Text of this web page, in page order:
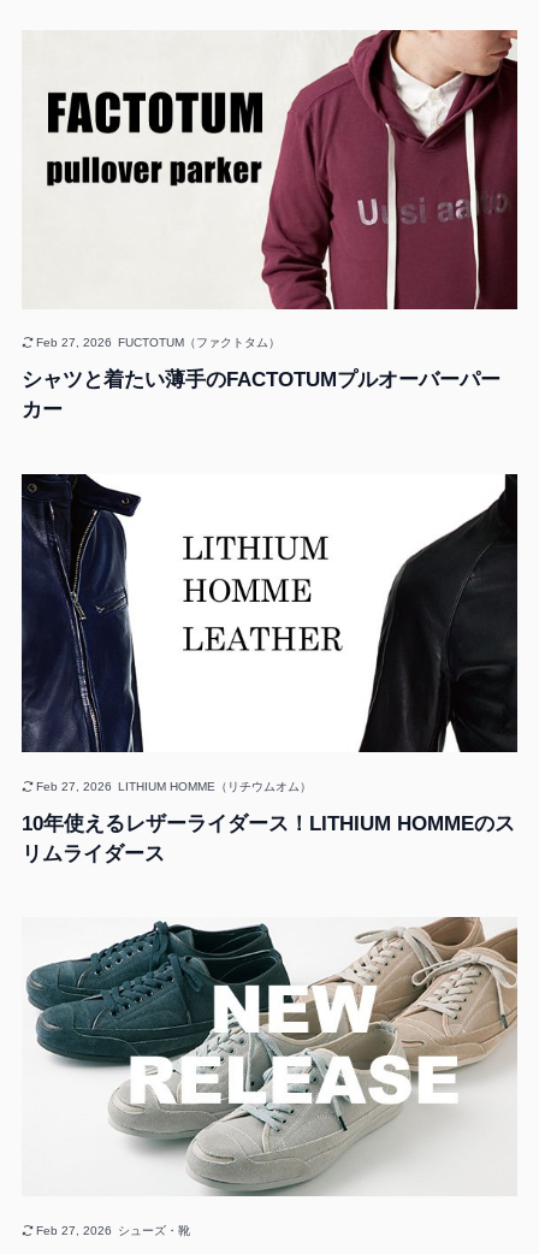
シャツと着たい薄手のFACTOTUMプルオーバーパー
カー
Feb 27, 2026 FUCTOTUM（ファクトタム）
10年使えるレザーライダース！LITHIUM HOMMEのス
リムライダース
Feb 27, 2026 LITHIUM HOMME（リチウムオム）
Feb 27, 2026 シューズ・靴